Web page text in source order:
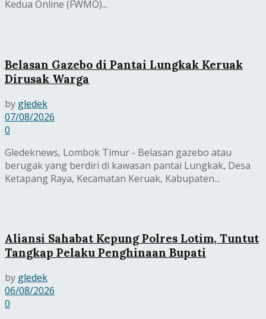
Kedua Online (FWMO)...
Belasan Gazebo di Pantai Lungkak Keruak
Dirusak Warga
by gledek
07/08/2026
0
Gledeknews, Lombok Timur - Belasan gazebo atau
berugak yang berdiri di kawasan pantai Lungkak, Desa
Ketapang Raya, Kecamatan Keruak, Kabupaten...
Aliansi Sahabat Kepung Polres Lotim, Tuntut
Tangkap Pelaku Penghinaan Bupati
by gledek
06/08/2026
0